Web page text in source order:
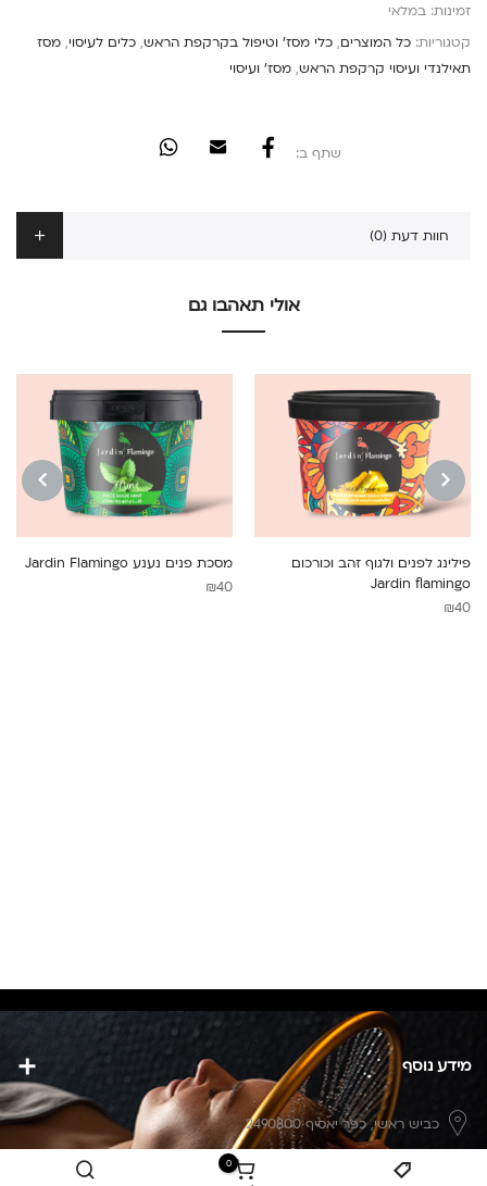
זמינות: במלאי
קטגוריות: כל המוצרים, כלי מסז' וטיפול בקרקפת הראש, כלים לעיסוי, מסז
תאילנדי ועיסוי קרקפת הראש, מסז' ועיסוי
שתף ב:
חוות דעת (0)
אולי תאהבו גם
PREVIOUS
פילינג לפנים ולגוף זהב וכורכום
Jardin flamingo
₪40
מסכת פנים נענע Jardin Flamingo
₪40
מידע נוסף
כביש ראשי,כפר יאסיף 2490800
מעליא 2514000 0